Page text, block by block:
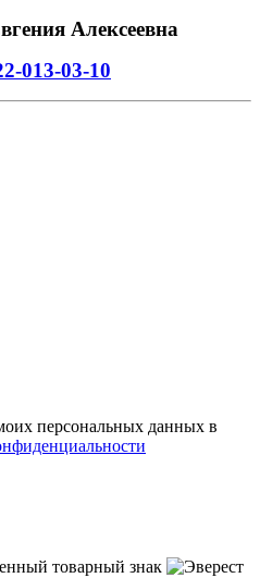
Алексеевна
013-03-10
персональных данных в
товарный знак